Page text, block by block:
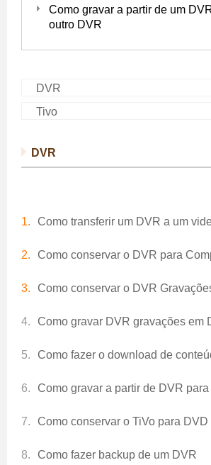
Como gravar a partir de um
outro DVR
DVR
Tivo
DVR
Como transferir um DVR a um
Como conservar o DVR para
Como conservar o DVR
Como gravar DVR gravações em
Como fazer o download de conteúdo
Como gravar a partir de DVR
Como conservar o TiVo para DVD
Como fazer backup de um DVR